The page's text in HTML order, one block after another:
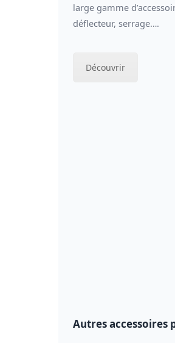
large gamme
déflecteur, serrage….
Découvrir
Autres accessoires